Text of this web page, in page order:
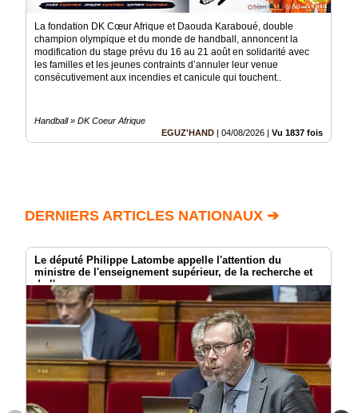
La fondation DK Cœur Afrique et Daouda Karaboué, double
champion olympique et du monde de handball, annoncent la
modification du stage prévu du 16 au 21 août en solidarité avec
les familles et les jeunes contraints d’annuler leur venue
consécutivement aux incendies et canicule qui touchent..
Handball » DK Coeur Afrique
EGUZ'HAND | 04/08/2026 | Vu 1837 fois
DERNIERS ARTICLES NATIONAUX ➔
Le député Philippe Latombe appelle l'attention du
ministre de l'enseignement supérieur, de la recherche et
de l'espace